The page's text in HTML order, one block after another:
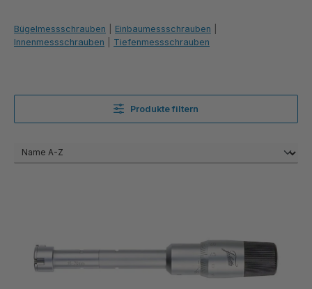
Bügelmessschrauben Einbaumessschrauben
Innenmessschrauben
Tiefenmessschrauben
Produkte filtern